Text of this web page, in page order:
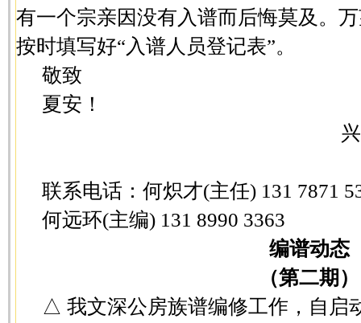
有一个宗亲因没有入谱而后悔莫及。
按时填写好“入谱人员登记表”。
敬致
夏安！
联系电话：何炽才(主任) 131 7871
何远环(主编) 131 8990 3363
编谱动态
（第二期）
△ 我文深公房族谱编修工作，自启